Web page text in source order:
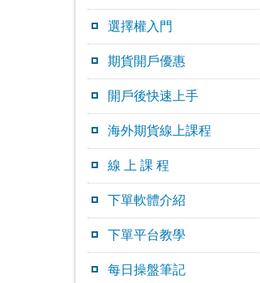
選擇權入門
期貨開戶優惠
開戶後快速上手
海外期貨線上課程
線 上 課 程
下單軟體介紹
下單平台教學
每日操盤筆記